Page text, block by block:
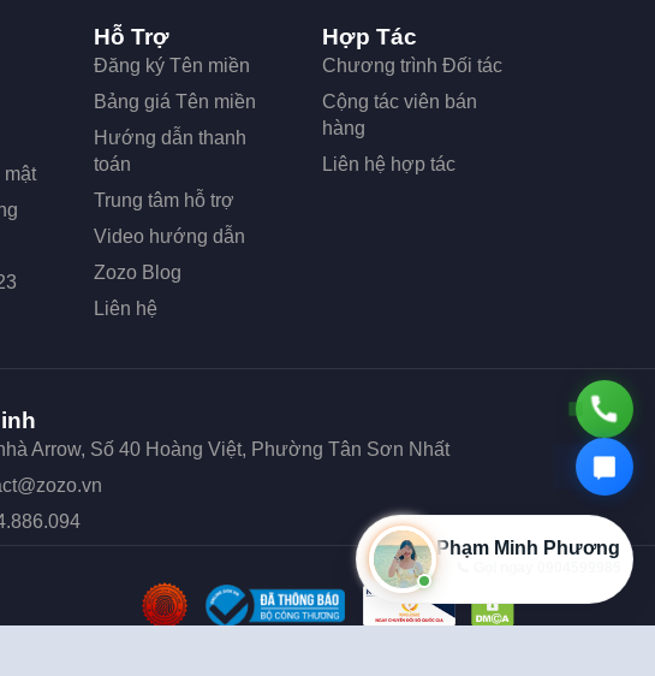
mật
Hỗ Trợ
Đăng ký Tên miền
Bảng giá Tên miền
Hướng dẫn thanh
toán
Trung tâm hỗ trợ
Video hướng dẫn
Zozo Blog
Liên hệ
Hợp Tác
Chương trình Đối tác
Cộng tác viên bán
hàng
Liên hệ hợp tác
Arrow, Số 40 Hoàng Việt, Phường Tân Sơn Nhất
Phạm Minh Phương